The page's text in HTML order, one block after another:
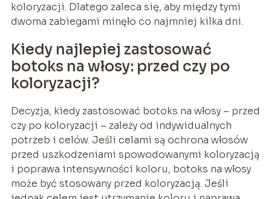
koloryzacji. Dlatego zaleca się, aby między tymi
dwoma zabiegami minęło co najmniej kilka dni.
Kiedy najlepiej zastosować
botoks na włosy: przed czy po
koloryzacji?
Decyzja, kiedy zastosować botoks na włosy – przed
czy po koloryzacji – zależy od indywidualnych
potrzeb i celów. Jeśli celami są ochrona włosów
przed uszkodzeniami spowodowanymi koloryzacją
i poprawa intensywności koloru, botoks na włosy
może być stosowany przed koloryzacją. Jeśli